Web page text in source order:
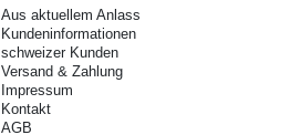
Aus aktuellem Anlass
Kundeninformationen
schweizer Kunden
Versand & Zahlung
Impressum
Kontakt
AGB